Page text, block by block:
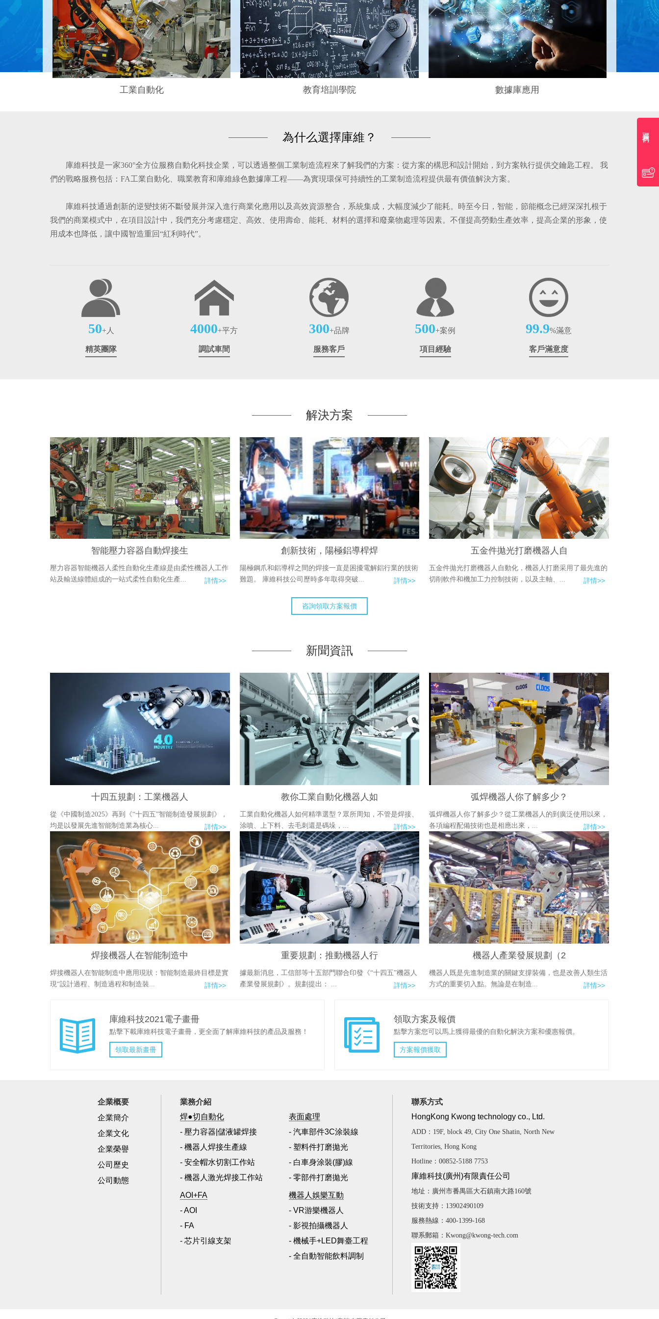
工業自動化 教育培訓學院 數據庫應用
為什么選擇庫維？
庫維科技是一家360°全方位服務自動化科技企業，可以透過整個工業制造流程來了解我們的方案：從方案的構思和設計開始，到方案執行提供交鑰匙工程。
我
們的戰略服務包括：FA工業自動化、職業教育和庫維綠色數據庫工程——為實現環保可持續性的工業制造流程提供最有價值解決方案。
庫維科技通過創新的逆變技術不斷發展并深入進行商業化應用以及高效資源整合，系統集成，大幅度減少了能耗。時至今日，智能，節能概念已經深深扎根于
我們的商業模式中，在項目設計中，我們充分考慮穩定、高效、使用壽命、能耗、材料的選擇和廢棄物處理等因素。不僅提高勞動生產效率，提高企業的形象，使
用成本也降低，讓中國智造重回“紅利時代”。
50+人
精英團隊
4000+平方
調試車間
300+品牌
服務客戶
500+案例
項目經驗
99.9%滿意
客戶滿意度
解決方案
智能壓力容器自動焊接生
壓力容器智能機器人柔性自動化生產線是由柔性機器人工作
站及輸送線體組成的一站式柔性自動化生產...
詳情>>
創新技術，陽極鋁導桿焊
陽極鋼爪和鋁導桿之間的焊接一直是困擾電解鋁行業的技術
難題。 庫維科技公司歷時多年取得突破...
詳情>>
五金件拋光打磨機器人自
五金件拋光打磨機器人自動化，機器人打磨采用了最先進的
切削軟件和機加工力控制技術，以及主軸、...
詳情>>
咨詢領取方案報價
新聞資訊
十四五規劃：工業機器人
從《中國制造2025》再到《“十四五”智能制造發展規劃》，
均是以發展先進智能制造業為核心...
詳情>>
教你工業自動化機器人如
工業自動化機器人如何精準選型？眾所周知，不管是焊接、
涂噴、上下料、去毛刺還是碼垛，...
詳情>>
弧焊機器人你了解多少？
弧焊機器人你了解多少？從工業機器人的到廣泛使用以來，
各項編程配備技術也是相應出來，...
詳情>>
焊接機器人在智能制造中
焊接機器人在智能制造中應用現狀：智能制造最終目標是實
現“設計過程、制造過程和制造裝...
詳情>>
重要規劃：推動機器人行
據最新消息，工信部等十五部門聯合印發《“十四五”機器人
產業發展規劃》。規劃提出： ...
詳情>>
機器人產業發展規劃（2
機器人既是先進制造業的關鍵支撐裝備，也是改善人類生活
方式的重要切入點。無論是在制造...
詳情>>
庫維科技2021電子畫冊
點擊下載庫維科技電子畫冊，更全面了解庫維科技的產品及服務！
領取最新畫冊
領取方案及報價
點擊方案您可以馬上獲得最優的自動化解決方案和優惠報價。
方案報價獲取
企業概要
企業簡介
企業文化
企業榮譽
公司歷史
公司動態
業務介紹
焊●切自動化
- 壓力容器|儲液罐焊接
- 機器人焊接生產線
- 安全帽水切割工作站
- 機器人激光焊接工作站
表面處理
- 汽車部件3C涂裝線
- 塑料件打磨拋光
- 白車身涂裝(膠)線
- 零部件打磨拋光
AOI+FA
- AOI
- FA
- 芯片引線支架
機器人娛樂互動
- VR游樂機器人
- 影視拍攝機器人
- 機械手+LED舞臺工程
- 全自動智能飲料調制
聯系方式
HongKong Kwong technology co., Ltd.
ADD：19F, block 49, City One Shatin, North New
Territories, Hong Kong
Hotline：00852-5188 7753
庫維科技(廣州)有限責任公司
地址：廣州市番禺區大石鎮南大路160號
技術支持：13902490109
服務熱線：400-1399-168
聯系郵箱：Kwong@kwong-tech.com